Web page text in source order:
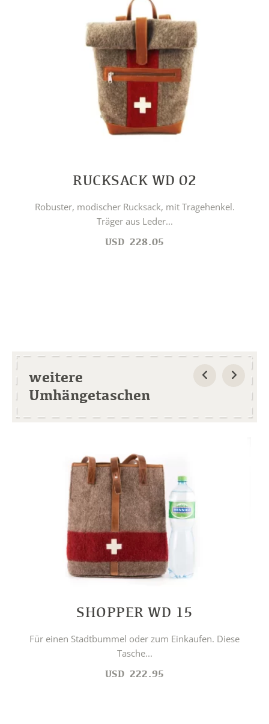
RUCKSACK WD 02
Robuster, modischer Rucksack, mit Tragehenkel.
Träger aus Leder...
USD 228.05
weitere
Umhängetaschen
SHOPPER WD 15
Für einen Stadtbummel oder zum Einkaufen. Diese
Tasche...
USD 222.95